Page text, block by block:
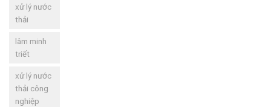
xử lý nước
thải
lâm minh
triết
xử lý nước
thải công
nghiệp